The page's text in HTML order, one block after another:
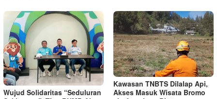
Wujud Solidaritas “Seduluran
Kawasan TNBTS Dilalap Api,
Akses Masuk Wisata Bromo